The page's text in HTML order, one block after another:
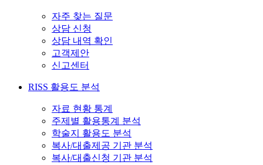
자주 찾는 질문
상담 신청
상담 내역 확인
고객제안
신고센터
RISS 활용도 분석
자료 현황 통계
주제별 활용통계 분석
학술지 활용도 분석
복사/대출제공 기관 분석
복사/대출신청 기관 분석